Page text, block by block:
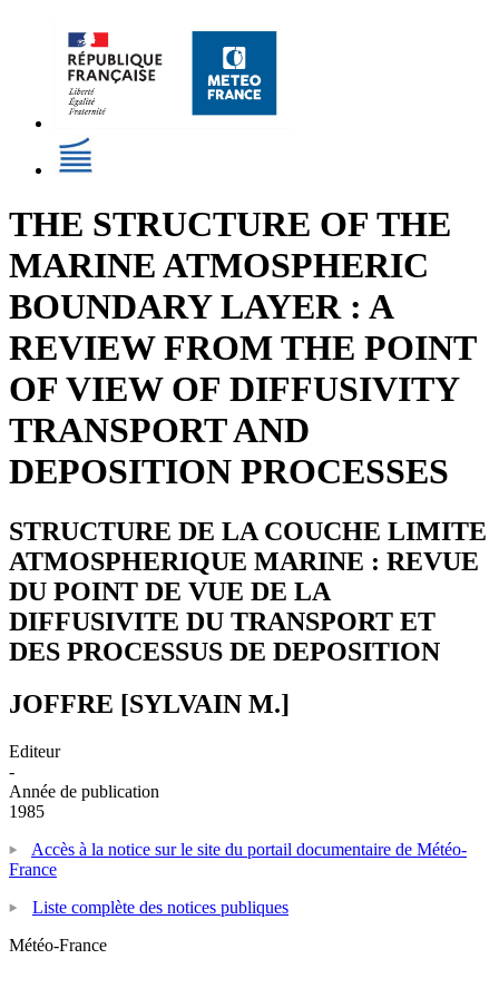
THE STRUCTURE OF THE
MARINE ATMOSPHERIC
BOUNDARY LAYER : A
REVIEW FROM THE POINT
OF VIEW OF DIFFUSIVITY
TRANSPORT AND
DEPOSITION PROCESSES
STRUCTURE DE LA COUCHE LIMITE
ATMOSPHERIQUE MARINE : REVUE
DU POINT DE VUE DE LA
DIFFUSIVITE DU TRANSPORT ET
DES PROCESSUS DE DEPOSITION
JOFFRE [SYLVAIN M.]
Editeur
-
Année de publication
1985
Accès à la notice sur le site du portail documentaire de Météo-
France
Liste complète des notices publiques
Météo-France